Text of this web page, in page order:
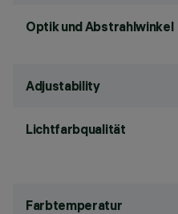
Optik und Abstrahlwinkel
Adjustability
Lichtfarbqualität
Farbtemperatur